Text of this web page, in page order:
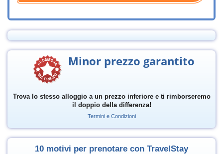
Minor prezzo garantito
Trova lo stesso alloggio a un prezzo inferiore e ti rimborseremo
il doppio della differenza!
Termini e Condizioni
10 motivi per prenotare con TravelStay